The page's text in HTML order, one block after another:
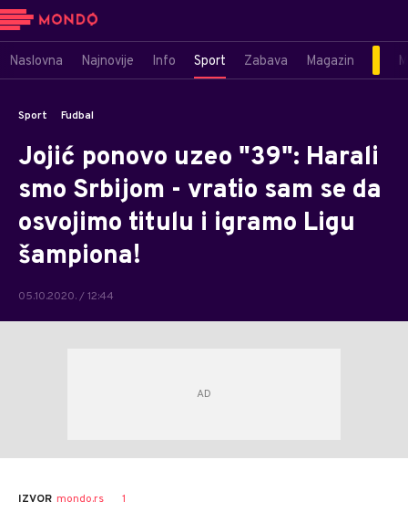
Naslovna Najnovije Info Sport Zabava Magazin
Sport Fudbal
Jojić ponovo uzeo "39": Harali
smo Srbijom - vratio sam se da
osvojimo titulu i igramo Ligu
šampiona!
05.10.2020. / 12:44
IZVOR mondo.rs 1